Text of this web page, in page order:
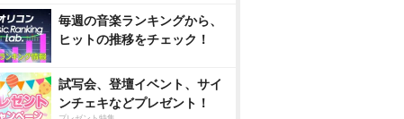
毎週の音楽ランキングから、
ヒットの推移をチェック！
試写会、登壇イベント、サイ
ンチェキなどプレゼント！